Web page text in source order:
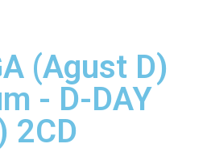
(Agust D)
- D-DAY
2CD